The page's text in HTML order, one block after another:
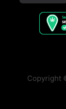
Copyright